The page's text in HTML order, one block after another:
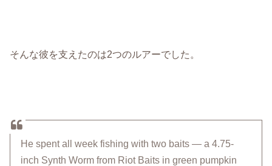
そんな彼を支えたのは2つのルアーでした。
He spent all week fishing with two baits — a 4.75-
inch Synth Worm from Riot Baits in green pumpkin